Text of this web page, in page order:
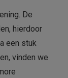
De
hierdoor
een stuk
vinden we